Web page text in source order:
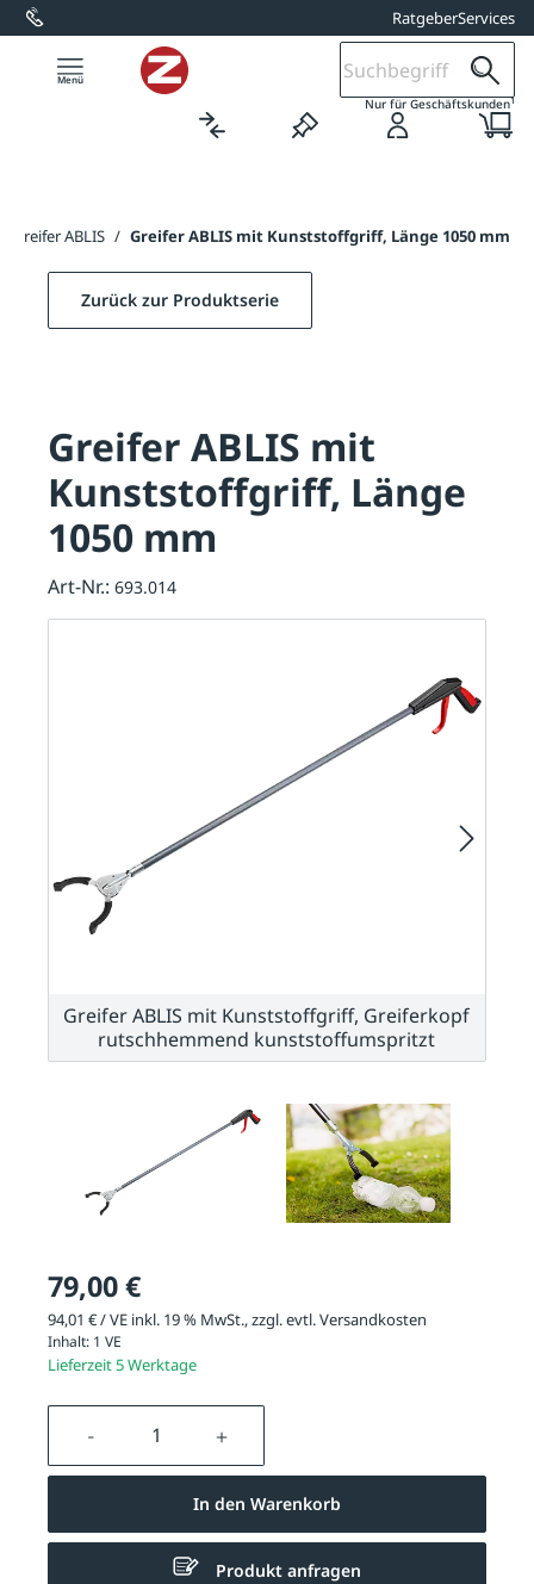
springen RatgeberServices
Nur für Geschäftskunden1
Greifer ABLIS / Greifer ABLIS mit Kunststoffgriff, Länge 1050 mm
79,00 €
94,01 € / VE inkl. 19 % MwSt., zzgl. evtl.Versandkosten
Inhalt: 1 VE
Lieferzeit 5 Werktage
Produkt Anzahl: Gib den
In den Warenkorb
Produkt anfragen
Zurück zur Produktserie
Greifer ABLIS mit
Kunststoffgriff, Länge
1050 mm
Art-Nr.: 693.014
Greifer ABLIS mit Kunststoffgriff, Greiferkopf
rutschhemmend kunststoffumspritzt